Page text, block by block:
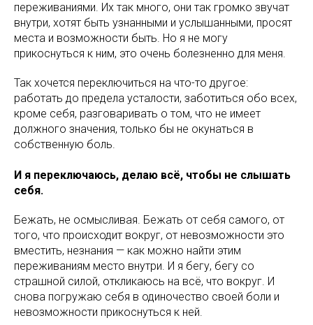
переживаниями. Их так много, они так громко звучат
внутри, хотят быть узнанными и услышанными, просят
места и возможности быть. Но я не могу
прикоснуться к ним, это очень болезненно для меня.
Так хочется переключиться на что-то другое:
работать до предела усталости, заботиться обо всех,
кроме себя, разговаривать о том, что не имеет
должного значения, только бы не окунаться в
собственную боль.
И я переключаюсь, делаю всё, чтобы не слышать
себя.
Бежать, не осмысливая. Бежать от себя самого, от
того, что происходит вокруг, от невозможности это
вместить, незнания — как можно найти этим
переживаниям место внутри. И я бегу, бегу со
страшной силой, откликаюсь на всё, что вокруг. И
снова погружаю себя в одиночество своей боли и
невозможности прикоснуться к ней.